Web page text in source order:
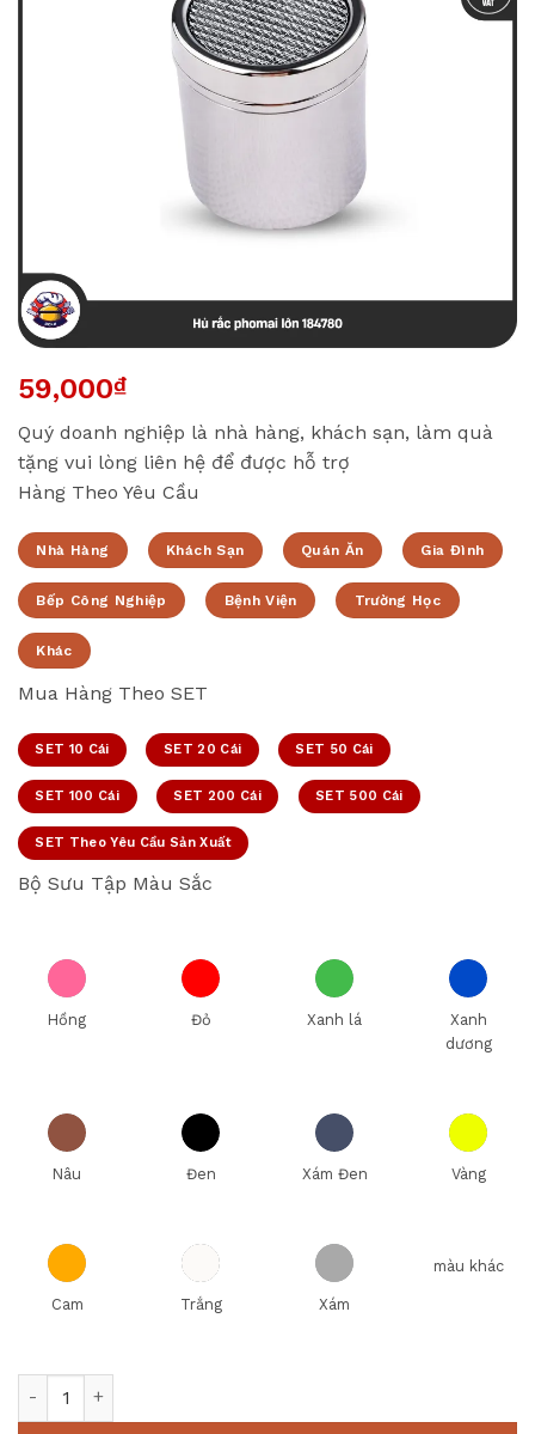
59,000₫
Quý doanh nghiệp là nhà hàng, khách sạn, làm quà
tặng vui lòng liên hệ để được hỗ trợ
Hàng Theo Yêu Cầu
Nhà Hàng Khách Sạn Quán Ăn Gia Đình
Bếp Công Nghiệp Bệnh Viện Trường Học
Khác
Mua Hàng Theo SET
SET 10 Cái SET 20 Cái SET 50 Cái
SET 100 Cái SET 200 Cái SET 500 Cái
SET Theo Yêu Cầu Sản Xuất
Bộ Sưu Tập Màu Sắc
Hồng Đỏ Xanh lá
Xanh
dương
Nâu Đen Xám Đen Vàng
Cam Trắng Xám
màu khác